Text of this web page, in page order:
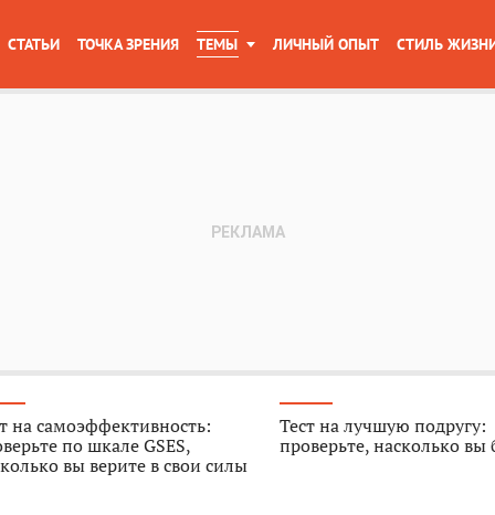
СТАТЬИ ТОЧКА ЗРЕНИЯ ТЕМЫ ЛИЧНЫЙ ОПЫТ СТИЛЬ
на самоэффективность:
по шкале GSES,
вы верите в свои силы
Тест на лучшую подругу:
проверьте, насколько вы